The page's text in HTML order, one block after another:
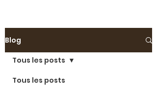
Blog
Tous les posts
Tous les posts